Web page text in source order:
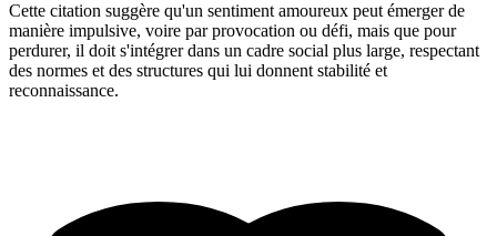
Cette citation suggère qu'un sentiment amoureux peut émerger de
manière impulsive, voire par provocation ou défi, mais que pour
perdurer, il doit s'intégrer dans un cadre social plus large, respectant
des normes et des structures qui lui donnent stabilité et
reconnaissance.